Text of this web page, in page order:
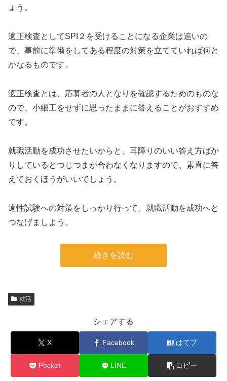
ょう。
適正検査としてSPI２を受けることになる企業は追いの
で、事前に準備をしてある程度の対策を立てていれば何と
かなるものです。
適正検査とは、応募者の人となりを確認するためのものな
ので、小細工をせずに思ったままに答えることがおすすめ
です。
就職活動を成功させたいからと、耳障りのいい答え方ばか
りしているとつじつまが合わなくなりますので、素直に答
えておくほうがいいでしょう。
適性試験への対策をしっかり行って、就職活動を成功へと
つなげましよう。
続きを読む
就活
シェアする
X Facebook はてブ
Pocket LINE コピー